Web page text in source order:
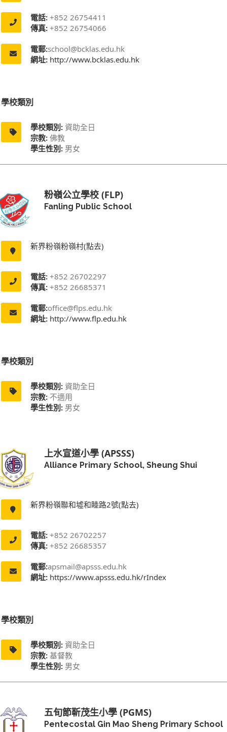
電話: +852 26754411
傳真: +852 26754066
電郵:school@bcklas.edu.hk
網址: http://www.bcklas.edu.hk
學校類別
學校類別: 資助全日
宗教: 佛教
學生性別: 男女
粉嶺公立學校 (FLP)
Fanling Public School
新界粉嶺粉嶺村(點去)
電話: +852 26702297
傳真: +852 26685371
電郵:office@flps.edu.hk
網址: http://www.flp.edu.hk
學校類別
學校類別: 資助全日
宗教: 不適用
學生性別: 男女
上水宣道小學 (APSSS)
Alliance Primary School, Sheung Shui
新界粉嶺聯和墟和睦路2號(點去)
電話: +852 26702257
傳真: +852 26685357
電郵:apsmail@apsss.edu.hk
網址: https://www.apsss.edu.hk/rIndex
學校類別
學校類別: 資助全日
宗教: 基督教
學生性別: 男女
五旬節靳茂生小學 (PGMS)
Pentecostal Gin Mao Sheng Primary School